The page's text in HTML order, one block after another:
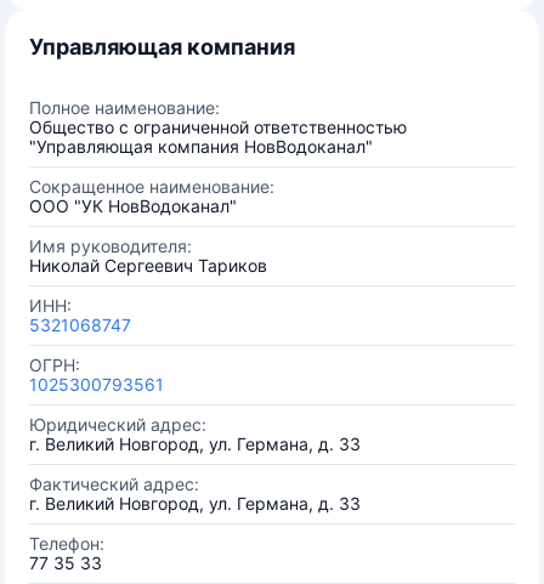
Управляющая компания
Полное наименование:
Общество с ограниченной ответственностью
"Управляющая компания НовВодоканал"
Сокращенное наименование:
ООО "УК НовВодоканал"
Имя руководителя:
Николай Сергеевич Тариков
ИНН:
5321068747
ОГРН:
1025300793561
Юридический адрес:
г. Великий Новгород, ул. Германа, д. 33
Фактический адрес:
г. Великий Новгород, ул. Германа, д. 33
Телефон:
77 35 33